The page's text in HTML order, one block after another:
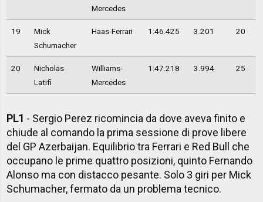
Mercedes
19
Mick
Schumacher
Haas-Ferrari 1:46.425 3.201 20
20
Nicholas
Latifi
Williams-
Mercedes
1:47.218 3.994 25
PL1 - Sergio Perez ricomincia da dove aveva finito e
chiude al comando la prima sessione di prove libere
del GP Azerbaijan. Equilibrio tra Ferrari e Red Bull che
occupano le prime quattro posizioni, quinto Fernando
Alonso ma con distacco pesante. Solo 3 giri per Mick
Schumacher, fermato da un problema tecnico.